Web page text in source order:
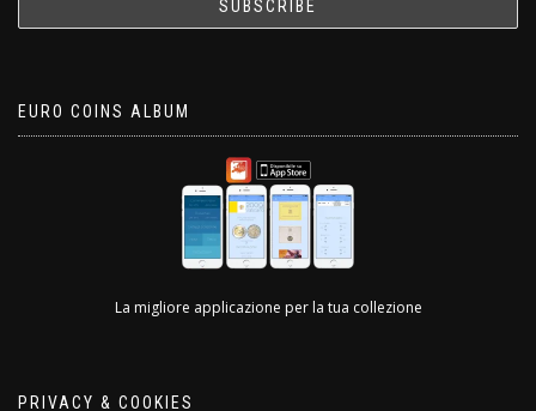
EURO COINS ALBUM
La migliore applicazione per la tua collezione
PRIVACY & COOKIES